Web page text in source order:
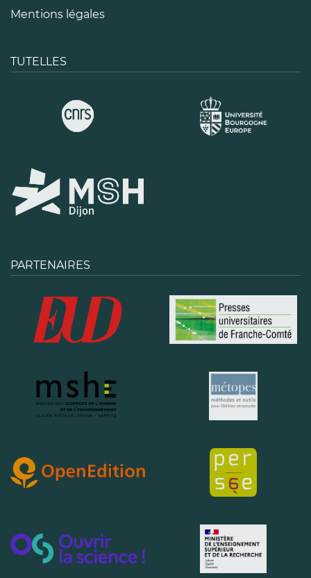
Mentions légales
TUTELLES
PARTENAIRES